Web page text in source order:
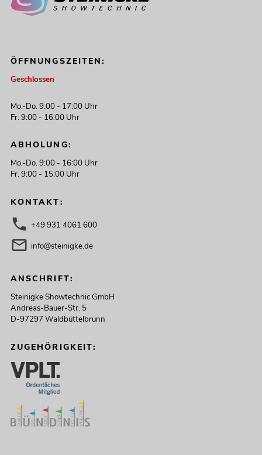
ÖFFNUNGSZEITEN:
Geschlossen
Mo.-Do. 9:00 - 17:00 Uhr
Fr. 9:00 - 16:00 Uhr
ABHOLUNG:
Mo.-Do. 9:00 - 16:00 Uhr
Fr. 9:00 - 15:00 Uhr
KONTAKT:
+49 931 4061 600
info@steinigke.de
ANSCHRIFT:
Steinigke Showtechnic GmbH
Andreas-Bauer-Str. 5
D-97297 Waldbüttelbrunn
ZUGEHÖRIGKEIT: